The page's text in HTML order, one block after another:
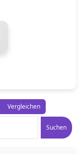
Suchen
Vergleichen